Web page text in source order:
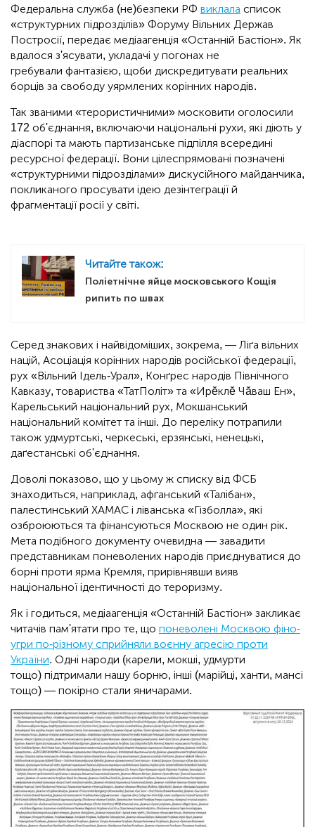
Федеральна служба (не)безпеки РФ виклала список
«структурних підрозділів» Форуму Вільних Держав
Постросії, передає медіаагенція «Останній Бастіон». Як
вдалося з'ясувати, укладачі у погонах не
гребували фантазією, щоби дискредитувати реальних
борців за свободу уярмлених корінних народів.
Так званими «терористичними» московити оголосили
172 об'єднання, включаючи національні рухи, які діють у
діаспорі та мають партизанське підпілля всередині
ресурсної федерації. Вони цілеспрямовані позначені
«структурними підрозділами» дискусійного майданчика,
покликаного просувати ідею дезінтеграції й
фрагментації росії у світі.
Читайте також:
Поліетнічне яйце московського Кощія
рипить по швах
Серед знакових і найвідоміших, зокрема, — Ліґа вільних
націй, Асоціація корінних народів російської федерації,
рух «Вільний Ідель-Урал», Конґрес народів Північного
Кавказу, товариства «ТатПоліт» та «Ирĕклĕ Чăваш Ен»,
Карельський національний рух, Мокшанський
національний комітет та інші. До переліку потрапили
також удмуртські, черкеські, ерзянські, ненецькі,
даґестанські об'єднання.
Доволі показово, що у цьому ж списку від ФСБ
знаходиться, наприклад, афґанський «Талібан»,
палестинський ХАМАС і ліванська «Гізболла», які
озброюються та фінансуються Москвою не один рік.
Мета подібного документу очевидна — завадити
представникам поневолених народів приєднуватися до
борні проти ярма Кремля, прирівнявши вияв
національної ідентичності до тероризму.
Як і годиться, медіаагенція «Останній Бастіон» закликає
читачів пам'ятати про те, що поневолені Москвою фіно-
угри по-різному сприйняли воєнну агресію проти
України. Одні народи (карели, мокші, удмурти
тощо) підтримали нашу борню, інші (марійці, ханти, мансі
тощо) — покірно стали яничарами.